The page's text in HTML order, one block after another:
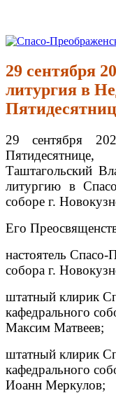
Перейти
содержимому
Спасо-
Спасо-
29 сентября
литургия в
29 сентября
Таштагольский
литургию в
соборе г.
Его
настоятель Спасо-
собора г.
штатный клирик
кафедрального
Максим Матвеев;
штатный клирик
кафедрального
Иоанн Меркулов;